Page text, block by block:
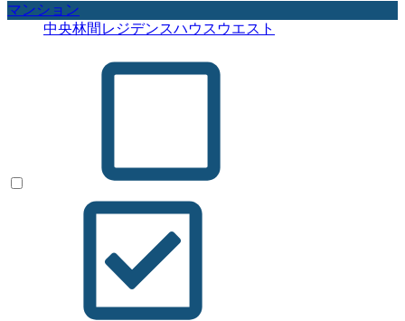
マンション
中央林間レジデンスハウスウエスト